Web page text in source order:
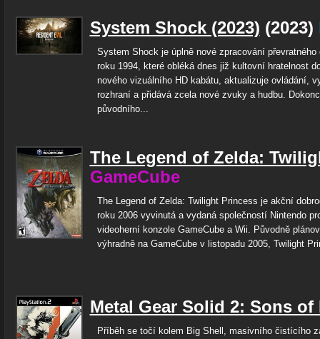
System Shock (2023) (2023)
System Shock je úplně nové zpracování převratného
roku 1994, které obléká dnes již kultovní hratelnost
nového vizuálního HD kabátu, aktualizuje ovládání,
rozhraní a přidává zcela nové zvuky a hudbu.
původního...
The Legend of Zelda:
GameCube
The Legend of Zelda: Twilight Princess je akční
roku 2006 vyvinutá a vydaná společností Nintendo
videoherní konzole GameCube a Wii. Původně
výhradně na GameCube v listopadu 2005, Twilight
Metal Gear Solid 2: Sons of
Příběh se točí kolem Big Shell, masivního čistícího